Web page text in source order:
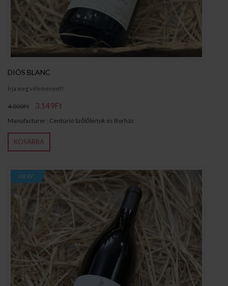
DIÓS BLANC
Írja meg véleményét!
4.000Ft 3.149Ft
Manufacturer : Centúrió Szőlőbirtok és Borház
KOSÁRBA
NEW